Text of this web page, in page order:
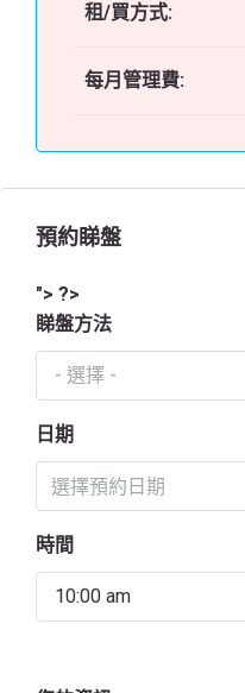
租/買方式:
每月管理費:
預約睇盤
"> ?>
睇盤方法
- 選擇 -
日期
時間
10:00 am